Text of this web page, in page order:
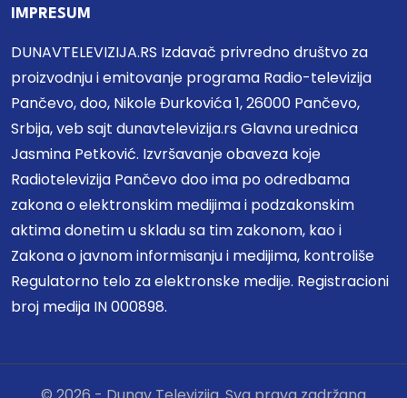
IMPRESUM
DUNAVTELEVIZIJA.RS Izdavač privredno društvo za
proizvodnju i emitovanje programa Radio-televizija
Pančevo, doo, Nikole Đurkovića 1, 26000 Pančevo,
Srbija, veb sajt dunavtelevizija.rs Glavna urednica
Jasmina Petković. Izvršavanje obaveza koje
Radiotelevizija Pančevo doo ima po odredbama
zakona o elektronskim medijima i podzakonskim
aktima donetim u skladu sa tim zakonom, kao i
Zakona o javnom informisanju i medijima, kontroliše
Regulatorno telo za elektronske medije. Registracioni
broj medija IN 000898.